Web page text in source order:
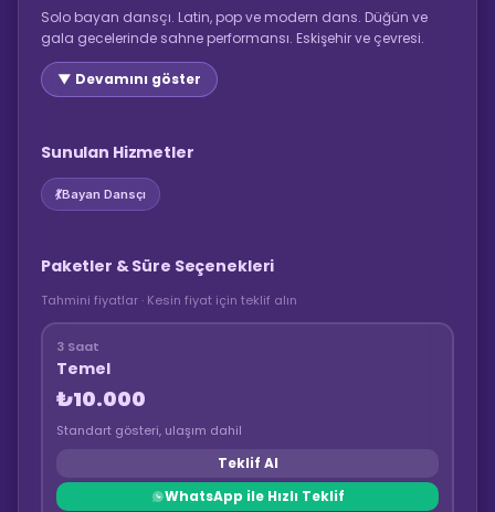
Solo bayan dansçı. Latin, pop ve modern dans. Düğün ve
gala gecelerinde sahne performansı. Eskişehir ve çevresi.
▼ Devamını göster
Sunulan Hizmetler
💃Bayan Dansçı
Paketler & Süre Seçenekleri
Tahmini fiyatlar · Kesin fiyat için teklif alın
3 Saat
Temel
₺10.000
Standart gösteri, ulaşım dahil
Teklif Al
WhatsApp ile Hızlı Teklif